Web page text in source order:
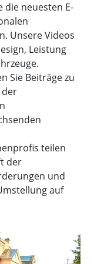
die neuesten E-
Unsere Videos
Leistung
Sie Beiträge zu
der
teilen
der
und
auf